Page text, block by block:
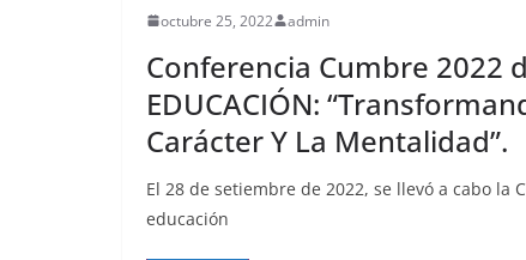
octubre 25, 2022 admin
Conferencia Cumbre 2022
EDUCACIÓN:
Carácter Y La Mentalidad”.
El 28 de setiembre de 2022, se llevó a cabo
educación